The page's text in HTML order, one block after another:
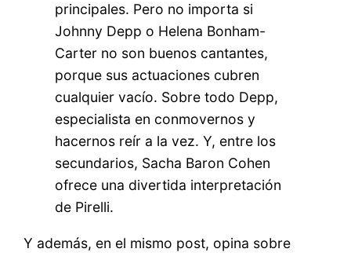
principales. Pero no importa si
Johnny Depp o Helena Bonham-
Carter no son buenos cantantes,
porque sus actuaciones cubren
cualquier vacío. Sobre todo Depp,
especialista en conmovernos y
hacernos reír a la vez. Y, entre los
secundarios, Sacha Baron Cohen
ofrece una divertida interpretación
de Pirelli.
Y además, en el mismo post, opina sobre